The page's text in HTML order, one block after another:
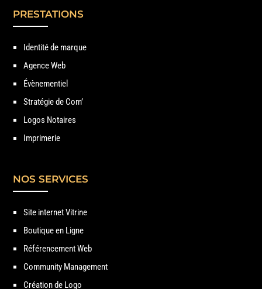
PRESTATIONS
Identité de marque
Agence Web
Évènementiel
Stratégie de Com’
Logos Notaires
Imprimerie
NOS SERVICES
Site internet Vitrine
Boutique en Ligne
Référencement Web
Community Management
Création de Logo